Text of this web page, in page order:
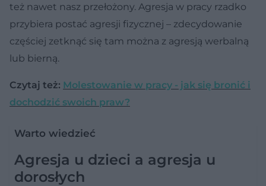
też nawet nasz przełożony. Agresja w pracy rzadko
przybiera postać agresji fizycznej – zdecydowanie
częściej zetknąć się tam można z agresją werbalną
lub bierną.
Czytaj też: Molestowanie w pracy - jak się bronić i
dochodzić swoich praw?
Warto wiedzieć
Agresja u dzieci a agresja u
dorosłych